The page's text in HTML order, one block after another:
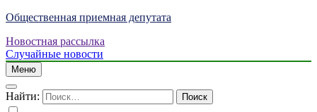
Общественная приемная депутата
Новостная рассылка
Случайные новости
Меню
Найти: